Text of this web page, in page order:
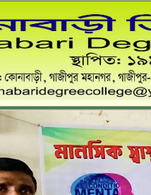
কোনাবাড়ী
স্থাপিত:
ডাকঘর:কোনাবাড়ী, গাজীপুর